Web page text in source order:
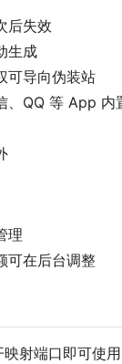
后失效
生成
可导向伪装站
、QQ 等 App 内
理
可在后台调整
射端口即可使用